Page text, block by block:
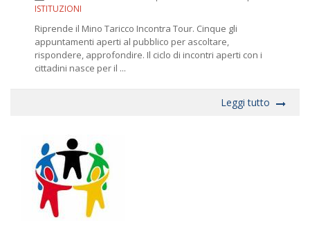
ISTITUZIONI
Riprende il Mino Taricco Incontra Tour. Cinque gli
appuntamenti aperti al pubblico per ascoltare,
rispondere, approfondire. Il ciclo di incontri aperti con i
cittadini nasce per il ...
Leggi tutto